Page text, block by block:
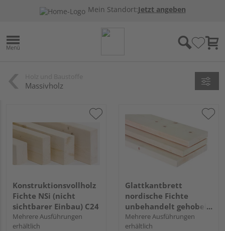
Mein Standort:Jetzt angeben
Massivholz
Konstruktionsvollholz
Fichte NSi (nicht
sichtbarer Einbau) C24
Mehrere Ausführungen
erhältlich
Glattkantbrett
nordische Fichte
unbehandelt gehobelt
u/s hobelfallend
Mehrere Ausführungen
erhältlich